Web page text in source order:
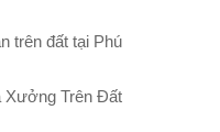
trên đất tại Phú
Xưởng Trên Đất